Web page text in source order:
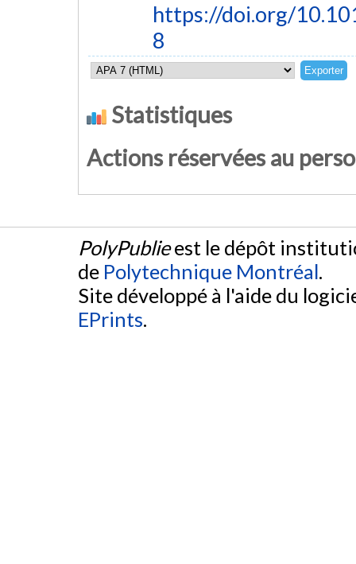
https://doi.org/
8
Statistiques
Actions réservées au
PolyPublieest le dépôt
de Polytechnique Montréal.
Site développé à l'aide du
EPrints.